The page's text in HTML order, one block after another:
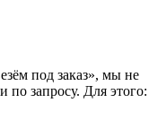
под заказ», мы не
по запросу. Для этого: